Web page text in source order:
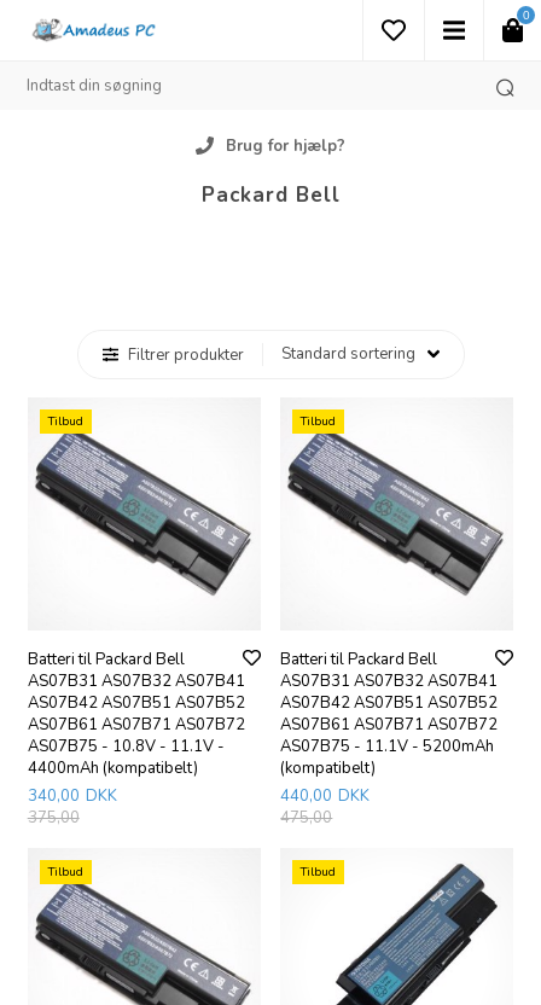
0
Brug for hjælp?
Packard Bell
Filtrer produkter
Tilbud
Batteri til Packard Bell
AS07B31 AS07B32 AS07B41
AS07B42 AS07B51 AS07B52
AS07B61 AS07B71 AS07B72
AS07B75 - 10.8V - 11.1V -
4400mAh (kompatibelt)
340,00 DKK
375,00
Tilbud
Batteri til Packard Bell
AS07B31 AS07B32 AS07B41
AS07B42 AS07B51 AS07B52
AS07B61 AS07B71 AS07B72
AS07B75 - 11.1V - 5200mAh
(kompatibelt)
440,00 DKK
475,00
Tilbud Tilbud